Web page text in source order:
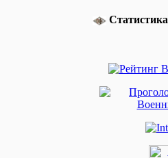
Статистика